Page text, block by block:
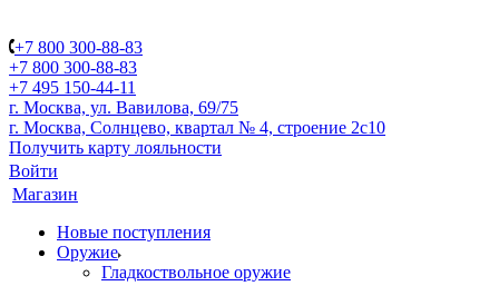
+7 800 300-88-83
+7 800 300-88-83
+7 495 150-44-11
г. Москва, ул. Вавилова, 69/75
г. Москва, Солнцево, квартал № 4, строение 2с10
Получить карту лояльности
Войти
Магазин
Новые поступления
Оружие
Гладкоствольное оружие